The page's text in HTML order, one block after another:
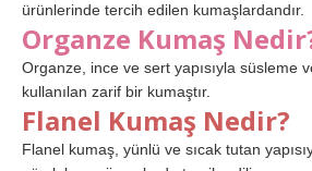
ürünlerinde tercih edilen kumaşlardandır.
Organze Kumaş
Organze, ince ve sert yapısıyla süsleme
kullanılan zarif bir kumaştır.
Flanel Kumaş Nedir?
Flanel kumaş, yünlü ve sıcak tutan